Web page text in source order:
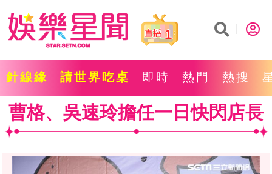
1
針線緣 請世界吃桌 即時 熱門 熱搜
曹格、吳速玲擔任一日快閃店長